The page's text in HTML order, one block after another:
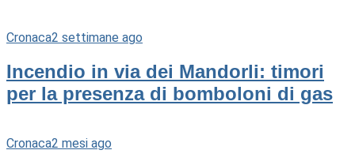
Cronaca2 settimane ago
Incendio in via dei Mandorli: timori
per la presenza di bomboloni di gas
Cronaca2 mesi ago